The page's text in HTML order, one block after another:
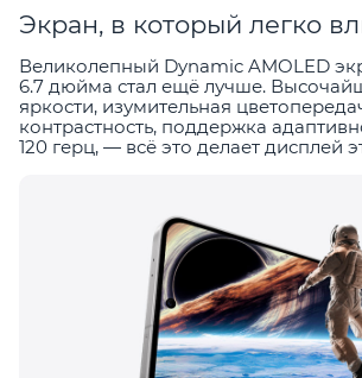
Экран, в который легко
Великолепный Dynamic AMOLED
6.7 дюйма стал ещё лучше.
яркости, изумительная
контрастность, поддержка
120 герц, — всё это делает дисплей